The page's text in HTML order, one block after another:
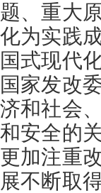
题、重大
化为实践
国式现代
国家发改
济和社会
和安全的
更加注重
展不断取